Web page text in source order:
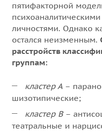
пятифакторной
личностями. Однако
остался неизменным.
расстройств
группам:
кластер А –
шизотипические;
кластер B–
театральные и